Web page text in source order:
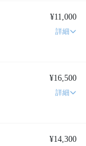
¥11,000
詳細
¥16,500
詳細
¥14,300